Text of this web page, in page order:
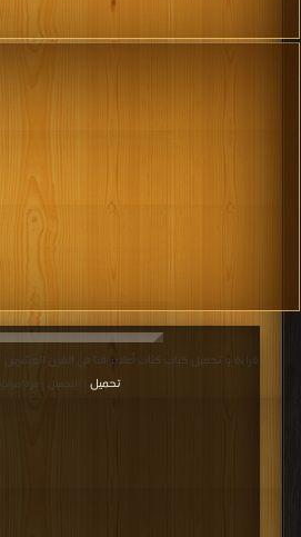
قراءة و تحميل كتاب كتاب أعلام قنا في القرن العشرين PDF مجانا | مكتبة >
تحميل
| التحميل : مرة/مرات